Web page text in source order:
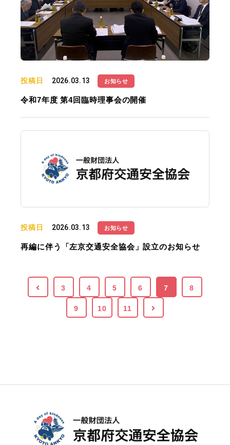
投稿日 2026.03.13 お知らせ
令和7年度 第4回臨時理事会の開催
投稿日 2026.03.13 お知らせ
再編に伴う「左京交通安全協会」設立のお知らせ
3 4 5 6 7 8
9 10 11